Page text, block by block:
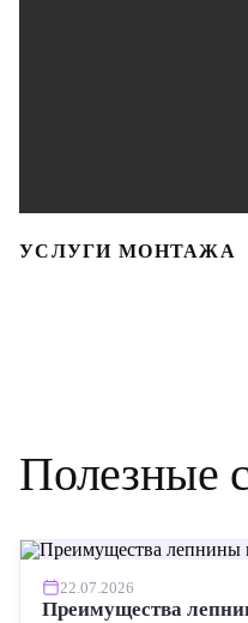
УСЛУГИ МОНТАЖА
Полезные
22.07.2026
Преимущества